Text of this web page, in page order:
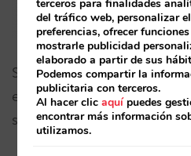
Si has cometido algún error
el sistema te avisará para
seguir con tu proceso de
terceros para finalidades
del tráfico web, personalizar
preferencias, ofrecer
mostrarle publicidad
elaborado a partir de sus
Podemos compartir la
publicitaria con terceros.
Al hacer clicaquípuedes
encontrar más información
utilizamos.